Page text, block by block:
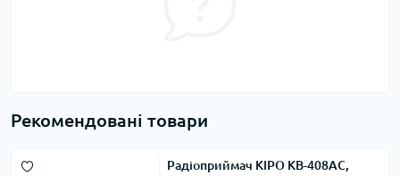
Рекомендовані товари
Радіоприймач KIPO KB-408AC,